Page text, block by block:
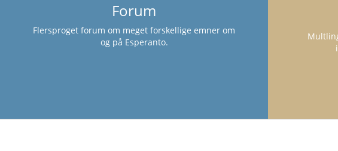
Forum
Flersproget forum om meget forskellige emner om
og på Esperanto.